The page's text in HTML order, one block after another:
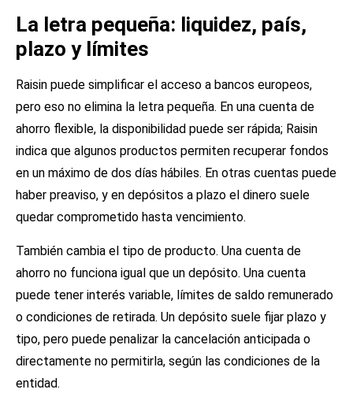
La letra pequeña: liquidez, país,
plazo y límites
Raisin puede simplificar el acceso a bancos europeos,
pero eso no elimina la letra pequeña. En una cuenta de
ahorro flexible, la disponibilidad puede ser rápida; Raisin
indica que algunos productos permiten recuperar fondos
en un máximo de dos días hábiles. En otras cuentas puede
haber preaviso, y en depósitos a plazo el dinero suele
quedar comprometido hasta vencimiento.
También cambia el tipo de producto. Una cuenta de
ahorro no funciona igual que un depósito. Una cuenta
puede tener interés variable, límites de saldo remunerado
o condiciones de retirada. Un depósito suele fijar plazo y
tipo, pero puede penalizar la cancelación anticipada o
directamente no permitirla, según las condiciones de la
entidad.